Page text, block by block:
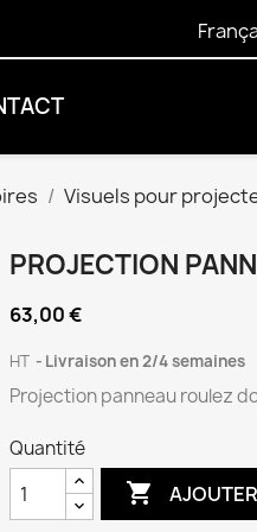
Visuels pour
PROJECTION
63,00 €
HT Livraison en 2/4 semaines
Projection panneau roulez
Quantité
